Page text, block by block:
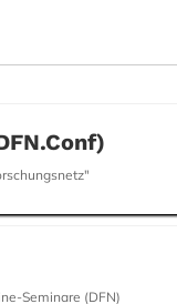
Seminare (DFN)